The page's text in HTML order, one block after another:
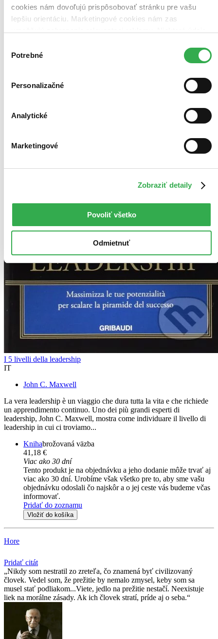
cookies nám dovoľujú prispôsobovať stránku pre vašu
lepšiu orientáciu. Marketingové cookies nám zas
keby sme mohli používať všetky tieto cookies. Ďakujeme!
súhlasu
Potrebné
Personalizačné
Analytické
Marketingové
Zobraziť detaily
Povoliť všetko
Odmietnuť
Zrušiť filtre
V talianskom jazyku
I 5 livelli della leadership
IT
John C. Maxwell
La vera leadership è un viaggio che dura tutta la vita e che richiede
un apprendimento continuo. Uno dei più grandi esperti di
leadership, John C. Maxwell, mostra come individuare il livello di
leadership in cui ci troviamo...
Knihabrožovaná väzba
41,18 €
Viac ako 30 dní
Tento produkt je na objednávku a jeho dodanie môže trvať aj
viac ako 30 dní. Urobíme však všetko pre to, aby sme vašu
objednávku odoslali čo najskôr a o jej ceste vás budeme včas
informovať.
Pridať do zoznamu
Vložiť do košíka
Hore
Pridať citát
Nikdy som nestratil zo zreteľa, čo znamená byť civilizovaný
človek. Vedel som, že prežitie by nemalo zmysel, keby som sa
musel stať podliakom...Viete, jedlo na prežitie nestačí. Neexistuje
liek na morálne zásady. Ak ich človek stratí, príde aj o seba.